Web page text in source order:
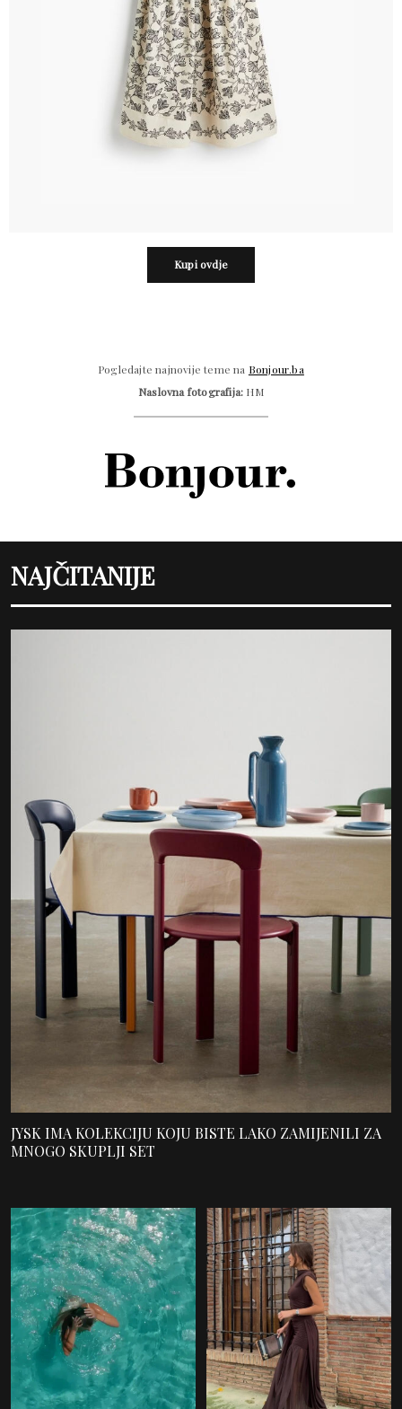
Kupi ovdje
Pogledajte najnovije teme na Bonjour.ba
Naslovna fotografija: HM
NAJČITANIJE
JYSK IMA KOLEKCIJU KOJU BISTE LAKO ZAMIJENILI ZA
MNOGO SKUPLJI SET